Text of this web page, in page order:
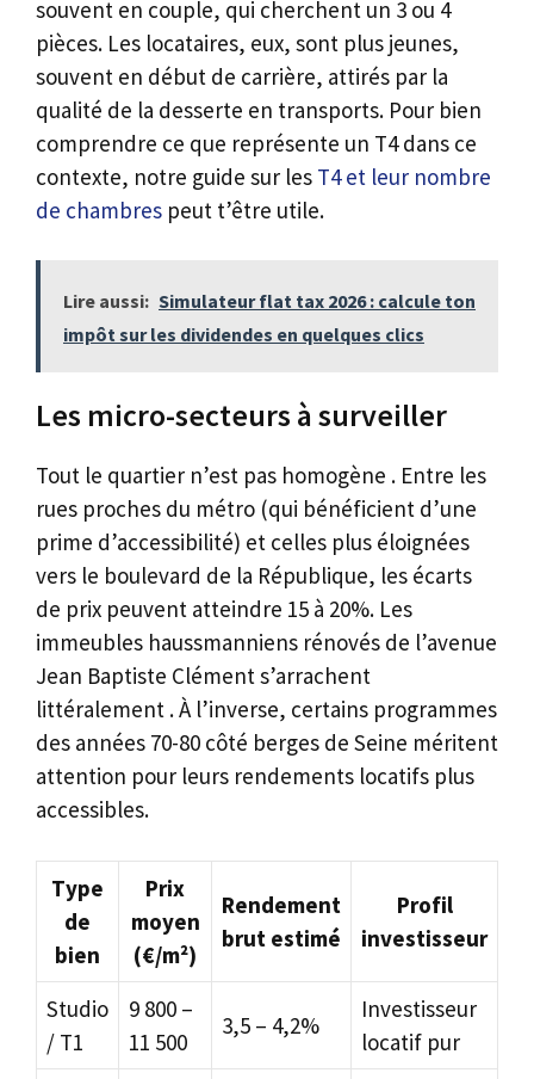
souvent en couple, qui cherchent un 3 ou 4
pièces. Les locataires, eux, sont plus jeunes,
souvent en début de carrière, attirés par la
qualité de la desserte en transports. Pour bien
comprendre ce que représente un T4 dans ce
contexte, notre guide sur les T4 et leur nombre
de chambres peut t’être utile.
Lire aussi: Simulateur flat tax 2026 : calcule ton
impôt sur les dividendes en quelques clics
Les micro-secteurs à surveiller
Tout le quartier n’est pas homogène . Entre les
rues proches du métro (qui bénéficient d’une
prime d’accessibilité) et celles plus éloignées
vers le boulevard de la République, les écarts
de prix peuvent atteindre 15 à 20%. Les
immeubles haussmanniens rénovés de l’avenue
Jean Baptiste Clément s’arrachent
littéralement . À l’inverse, certains programmes
des années 70-80 côté berges de Seine méritent
attention pour leurs rendements locatifs plus
accessibles.
Type
de
bien
Prix
moyen
(€/m²)
Rendement
brut estimé
Profil
investisseur
Studio
/ T1
9 800 –
11 500
3,5 – 4,2%
Investisseur
locatif pur